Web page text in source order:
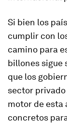
Si bien los
cumplir con
camino para
billones sigue
que los
sector
motor de esta
concretos